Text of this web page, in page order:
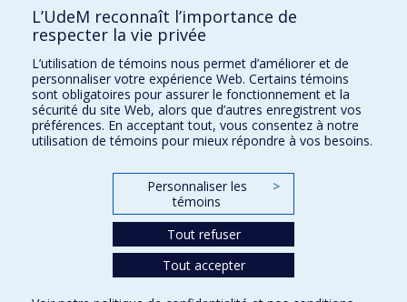
Montréal (Québec) H3T 1J4
Courriel : secretariat-general@umontreal.ca
Admission
Plan du site
Accessibilité
Accès au portail sécurisé du Secrétariat général
Recherche dans le vade-mecum
L’UdeM reconnaît l’importance de
respecter la vie privée
L’utilisation de témoins nous permet d’améliorer et de
personnaliser votre expérience Web. Certains témoins
sont obligatoires pour assurer le fonctionnement et la
sécurité du site Web, alors que d’autres enregistrent vos
préférences. En acceptant tout, vous consentez à notre
utilisation de témoins pour mieux répondre à vos besoins.
Personnaliser les
témoins
>
Tout refuser
Tout accepter